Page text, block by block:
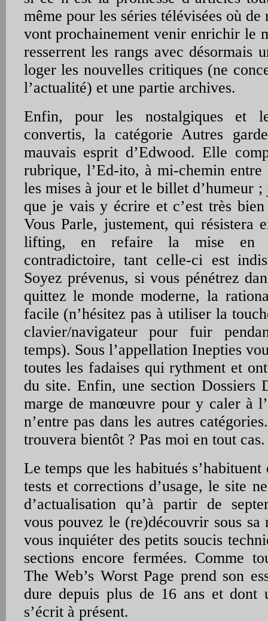
même pour les séries télévisées où
vont prochainement venir enrichir le
resserrent les rangs avec désormais
loger les nouvelles critiques (ne
l’actualité) et une partie archives.
Enfin, pour les nostalgiques et
convertis, la catégorie Autres
mauvais esprit d’Edwood. Elle
rubrique, l’Ed-ito, à mi-chemin entre
les mises à jour et le billet d’humeur ;
que je vais y écrire et c’est très
Vous Parle, justement, qui résistera
lifting, en refaire la mise en
contradictoire, tant celle-ci est
Soyez prévenus, si vous pénétrez
quittez le monde moderne, la
facile (n’hésitez pas à utiliser la
clavier/navigateur pour fuir
temps). Sous l’appellation Inepties
toutes les fadaises qui rythment et
du site. Enfin, une section Dossiers
marge de manœuvre pour y caler à
n’entre pas dans les autres
trouvera bientôt ? Pas moi en tout cas.
Le temps que les habitués
tests et corrections d’usage, le site
d’actualisation qu’à partir de
vous pouvez le (re)découvrir sous sa
vous inquiéter des petits soucis
sections encore fermées. Comme
The Web’s Worst Page prend son
dure depuis plus de 16 ans et dont
s’écrit à présent.